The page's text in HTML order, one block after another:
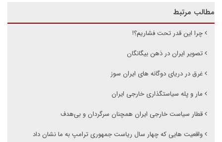
مطالب مرتبط
چرا این قدر تحت فشاریم؟!
تصویر ایران در ذهن بیگانگان
غرق در دریای دوگانه های ایران سوز
مار و پله سیاستگذاری خارجی ایران
قطار سیاست خارجی ایران همچنان سرگردان و بی‌هدف
واقعیت هایی که چهار سال ریاست جمهوری ترامپ به ما نشان داد